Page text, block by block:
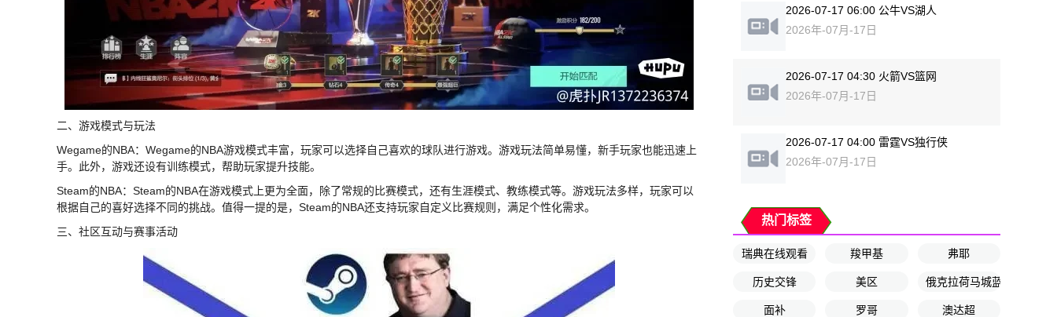
二、游戏模式与玩法
Wegame的NBA：Wegame的NBA游戏模式丰富，玩家可以选择自己喜欢的球队进行游戏。游戏玩法简单易懂，新手玩家也能迅速上
手。此外，游戏还设有训练模式，帮助玩家提升技能。
Steam的NBA：Steam的NBA在游戏模式上更为全面，除了常规的比赛模式，还有生涯模式、教练模式等。游戏玩法多样，玩家可以
根据自己的喜好选择不同的挑战。值得一提的是，Steam的NBA还支持玩家自定义比赛规则，满足个性化需求。
三、社区互动与赛事活动
2026-07-17 06:00 公牛VS湖人
2026年-07月-17日
2026-07-17 04:30 火箭VS篮网
2026年-07月-17日
2026-07-17 04:00 雷霆VS独行侠
2026年-07月-17日
热门标签
瑞典在线观看 羧甲基 弗耶
历史交锋 美区 俄克拉荷马城蓝
面补 罗哥 澳达超